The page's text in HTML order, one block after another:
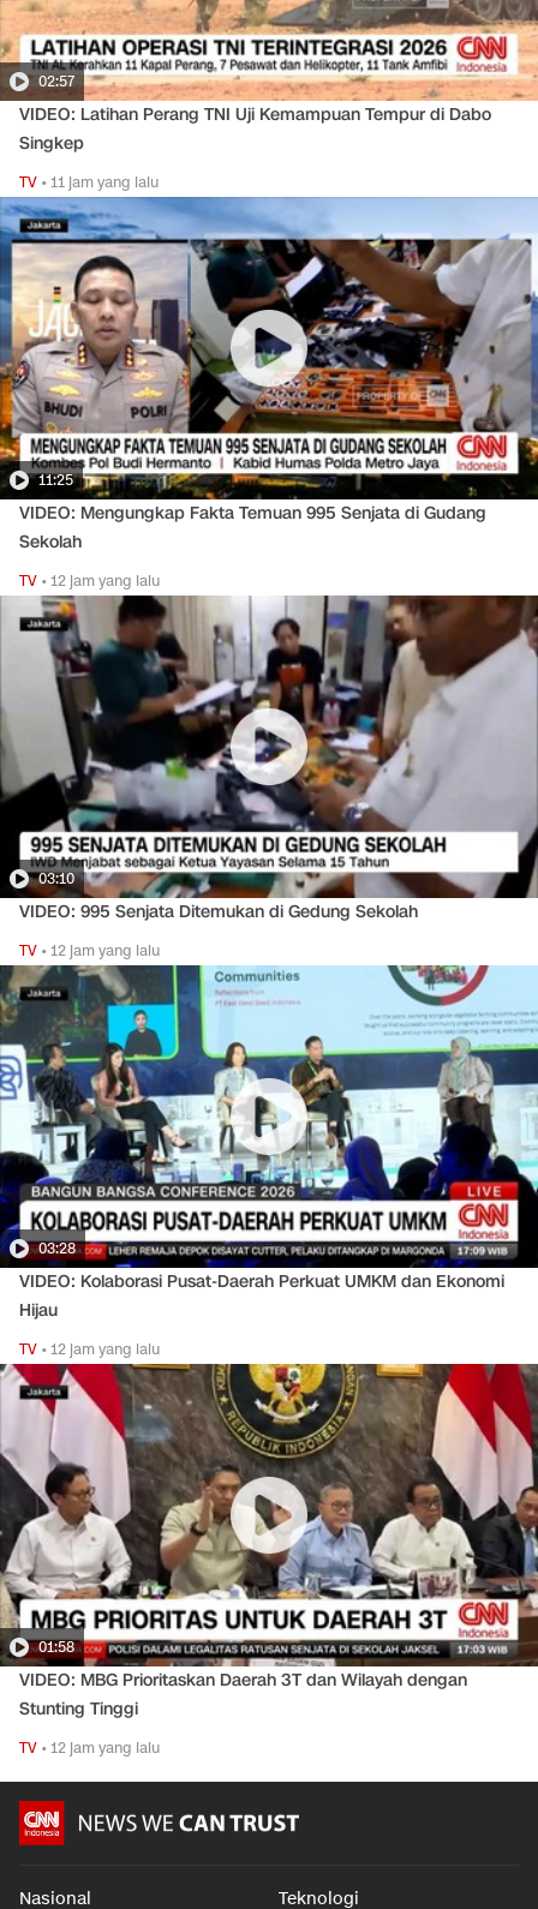
02:57
VIDEO: Latihan Perang TNI Uji Kemampuan Tempur di Dabo
Singkep
TV •11 jam yang lalu
11:25
VIDEO: Mengungkap Fakta Temuan 995 Senjata di Gudang
Sekolah
TV •12 jam yang lalu
03:10
VIDEO: 995 Senjata Ditemukan di Gedung Sekolah
TV •12 jam yang lalu
03:28
VIDEO: Kolaborasi Pusat-Daerah Perkuat UMKM dan Ekonomi
Hijau
TV •12 jam yang lalu
01:58
VIDEO: MBG Prioritaskan Daerah 3T dan Wilayah dengan
Stunting Tinggi
TV •12 jam yang lalu
Nasional Teknologi